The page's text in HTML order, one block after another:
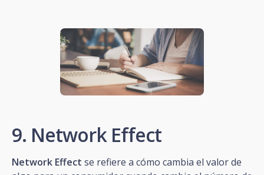
9. Network Effect
Network Effect se refiere a cómo cambia el valor de